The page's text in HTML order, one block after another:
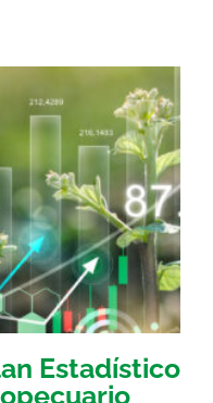
Estadístico